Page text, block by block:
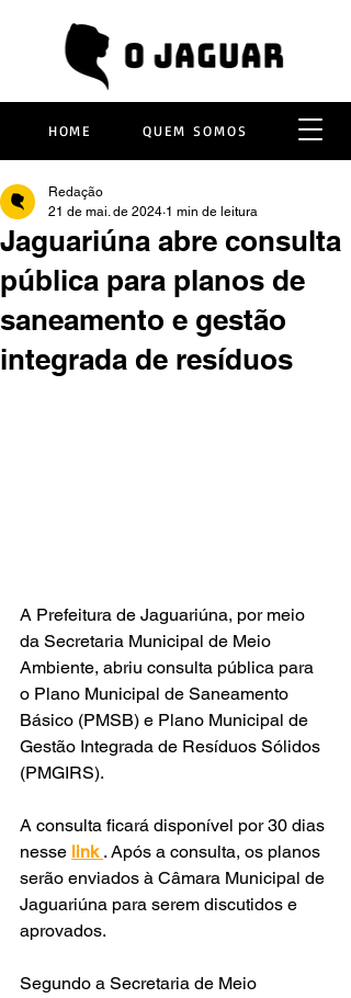
HOME QUEM SOMOS
Jaguariúna abre consulta
pública para planos de
saneamento e gestão
integrada de resíduos
Redação
21 de mai. de 2024 1 min de leitura
A Prefeitura de Jaguariúna, por meio
da Secretaria Municipal de Meio
Ambiente, abriu consulta pública para
o Plano Municipal de Saneamento
Básico (PMSB) e Plano Municipal de
Gestão Integrada de Resíduos Sólidos
(PMGIRS).
A consulta ficará disponível por 30 dias
nesse link . Após a consulta, os planos
serão enviados à Câmara Municipal de
Jaguariúna para serem discutidos e
aprovados.
Segundo a Secretaria de Meio